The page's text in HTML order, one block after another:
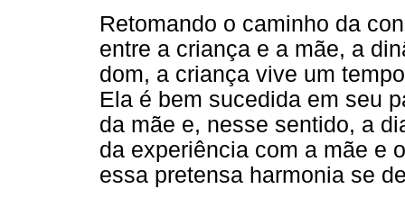
Retomando o caminho da
entre a criança e a mãe, a
dom, a criança vive um
Ela é bem sucedida em seu
da mãe e, nesse sentido, a
da experiência com a mãe e
essa pretensa harmonia se